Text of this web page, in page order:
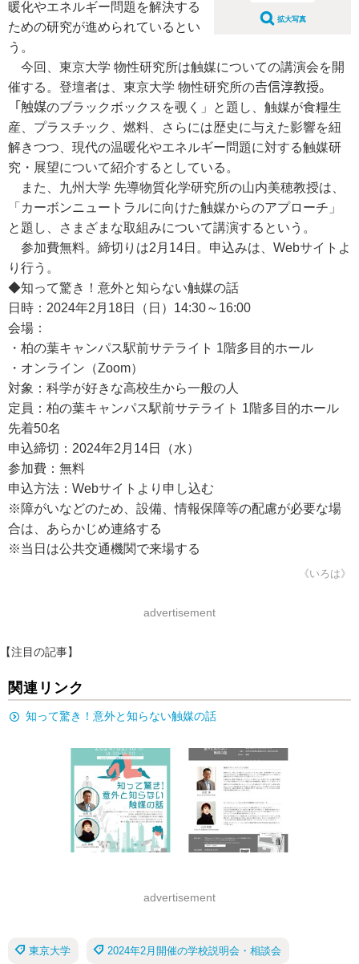
拡大写真
暖化やエネルギー問題を解決する
ための研究が進められているとい
う。
今回、東京大学 物性研究所は触媒についての講演会を開
催する。登壇者は、東京大学 物性研究所の𠮷信淳教授。
「触媒のブラックボックスを覗く」と題し、触媒が食糧生
産、プラスチック、燃料、さらには歴史に与えた影響を紐
解きつつ、現代の温暖化やエネルギー問題に対する触媒研
究・展望について紹介するとしている。
また、九州大学 先導物質化学研究所の山内美穂教授は、
「カーボンニュートラルに向けた触媒からのアプローチ」
と題し、さまざまな取組みについて講演するという。
参加費無料。締切りは2月14日。申込みは、Webサイトよ
り行う。
◆知って驚き！意外と知らない触媒の話
日時：2024年2月18日（日）14:30～16:00
会場：
・柏の葉キャンパス駅前サテライト 1階多目的ホール
・オンライン（Zoom）
対象：科学が好きな高校生から一般の人
定員：柏の葉キャンパス駅前サテライト 1階多目的ホール
先着50名
申込締切：2024年2月14日（水）
参加費：無料
申込方法：Webサイトより申し込む
※障がいなどのため、設備、情報保障等の配慮が必要な場
合は、あらかじめ連絡する
※当日は公共交通機関で来場する
《いろは》
advertisement
【注目の記事】
関連リンク
知って驚き！意外と知らない触媒の話
advertisement
東京大学 2024年2月開催の学校説明会・相談会